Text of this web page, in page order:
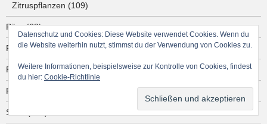
Zitruspflanzen (109)
Pilze(63)
Reisen(2)
Rezepte(2)
Rietz
Salat
Datenschutz und Cookies: Diese Website verwendet Cookies. Wenn du
die Website weiterhin nutzt, stimmst du der Verwendung von Cookies zu.
Weitere Informationen, beispielsweise zur Kontrolle von Cookies, findest
du hier: Cookie-Richtlinie